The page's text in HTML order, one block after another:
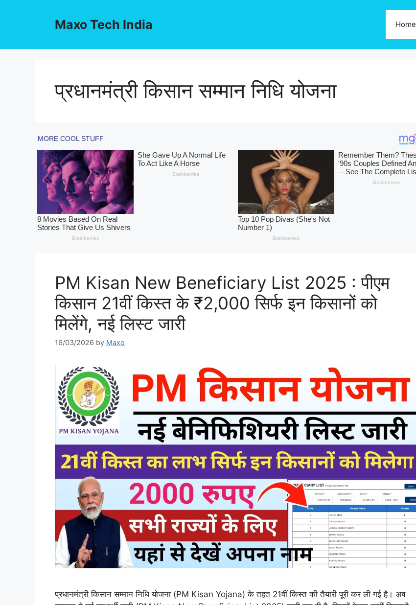
Maxo Tech India Home
प्रधानमंत्री किसान सम्मान निधि योजना
PM Kisan New Beneficiary List 2025 : पीएम
किसान 21वीं किस्त के ₹2,000 सिर्फ इन किसानों को
मिलेंगे, नई लिस्ट जारी
16/03/2026 by Maxo
प्रधानमंत्री किसान सम्मान निधि योजना (PM Kisan Yojana) के तहत 21वीं किस्त की तैयारी पूरी कर ली गई है। अब